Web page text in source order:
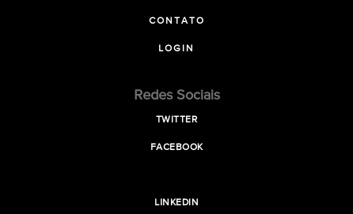
CONTATO
LOGIN
Redes Sociais
TWITTER
FACEBOOK
LINKEDIN